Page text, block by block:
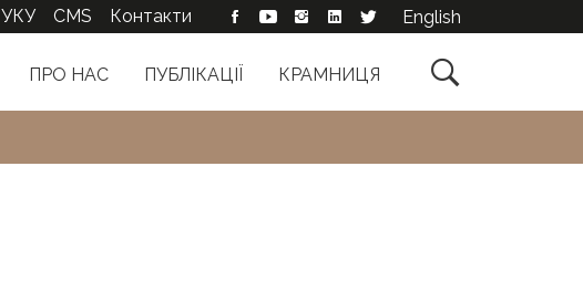

ПРО НАС ПУБЛІКАЦІЇ КРАМНИЦЯ
УКУ CMS Контакти English